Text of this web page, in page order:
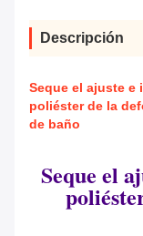
Descripción
Seque el ajuste e
poliéster de la
de baño
Seque el